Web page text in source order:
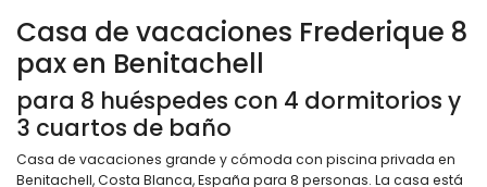
Casa de vacaciones Frederique 8
pax en Benitachell
para 8 huéspedes con 4 dormitorios y
3 cuartos de baño
Casa de vacaciones grande y cómoda con piscina privada en
Benitachell, Costa Blanca, España para 8 personas. La casa está